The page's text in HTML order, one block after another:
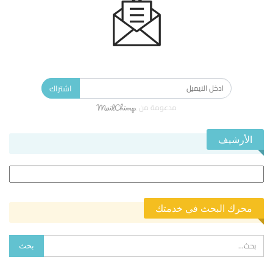
اشتراك
مدعومة من
الأرشيف
محرك البحث في خدمتك